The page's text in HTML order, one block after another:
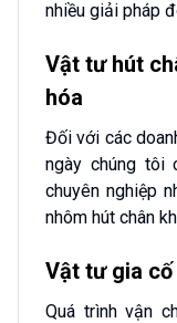
nhiều giải pháp
Vật tư hút
hóa
Đối với các
ngày chúng tôi
chuyên nghiệp
nhôm hút chân
Vật tư gia
Quá trình vận